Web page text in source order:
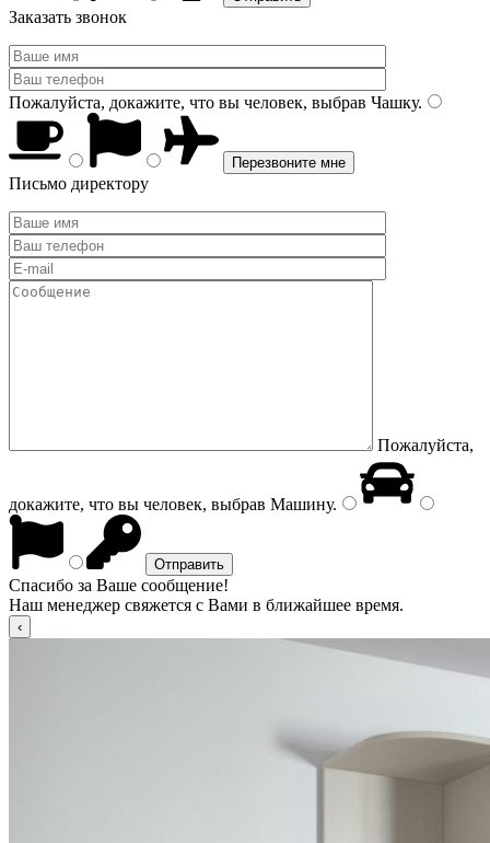
Заказать звонок
Пожалуйста, докажите, что вы человек, выбрав Чашку.
Письмо директору
Пожалуйста,
докажите, что вы человек, выбрав Машину.
Спасибо за Ваше сообщение!
Наш менеджер свяжется с Вами в ближайшее время.